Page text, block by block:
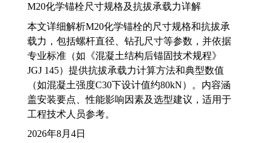
M20化学锚栓尺寸规格及抗拔承载力详解
本文详细解析M20化学锚栓的尺寸规格和抗拔承
载力，包括螺杆直径、钻孔尺寸等参数，并依据
专业标准（如《混凝土结构后锚固技术规程》
JGJ 145）提供抗拔承载力计算方法和典型数值
（如混凝土强度C30下设计值约80kN）。内容涵
盖安装要点、性能影响因素及选型建议，适用于
工程技术人员参考。
2026年8月4日